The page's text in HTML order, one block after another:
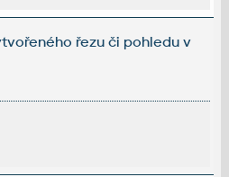
řezu či pohledu v